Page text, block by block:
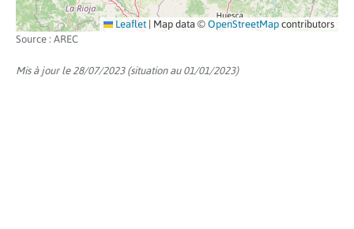
Leaflet Map data © OpenStreetMap contributors
Source : AREC
Mis à jour le 28/07/2023 (situation au 01/01/2023)